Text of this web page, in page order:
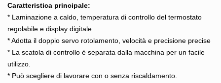
Caratteristica principale:
* Laminazione a caldo, temperatura di controllo del termostato
regolabile e display digitale.
* Adotta il doppio servo rotolamento, velocità e precisione precise
* La scatola di controllo è separata dalla macchina per un facile
utilizzo.
* Può scegliere di lavorare con o senza riscaldamento.